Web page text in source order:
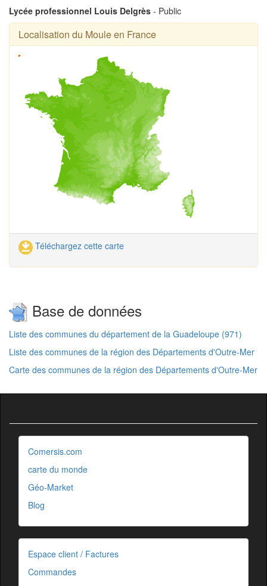
Lycée professionnel Louis Delgrès - Public
Localisation du Moule en France
Téléchargez cette carte
Base de données
Liste des communes du département de la Guadeloupe (971)
Liste des communes de la région des Départements d'Outre-Mer
Carte des communes de la région des Départements d'Outre-Mer
Comersis.com
carte du monde
Géo-Market
Blog
Espace client / Factures
Commandes